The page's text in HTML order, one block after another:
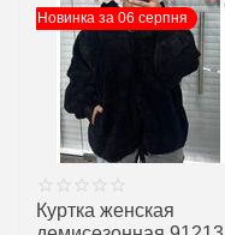
Новинка за 06 серпня
Куртка женская